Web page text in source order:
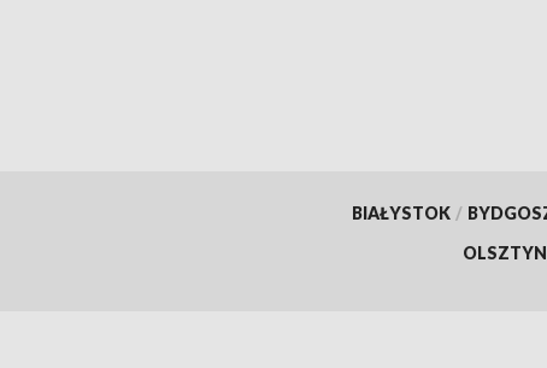
BIAŁYSTOK /
OLSZTYN